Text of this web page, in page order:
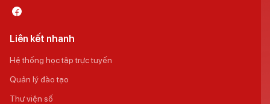
Liên kết nhanh
Hệ thống học tập trực tuyến
Quản lý đào tạo
Thư viện số